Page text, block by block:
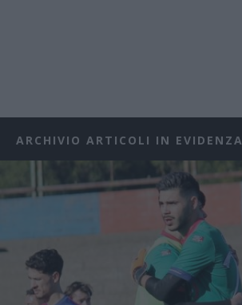
ARCHIVIO ARTICOLI IN EVIDENZA